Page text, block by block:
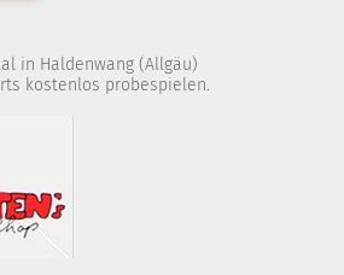
in Haldenwang (Allgäu)
kostenlos probespielen.